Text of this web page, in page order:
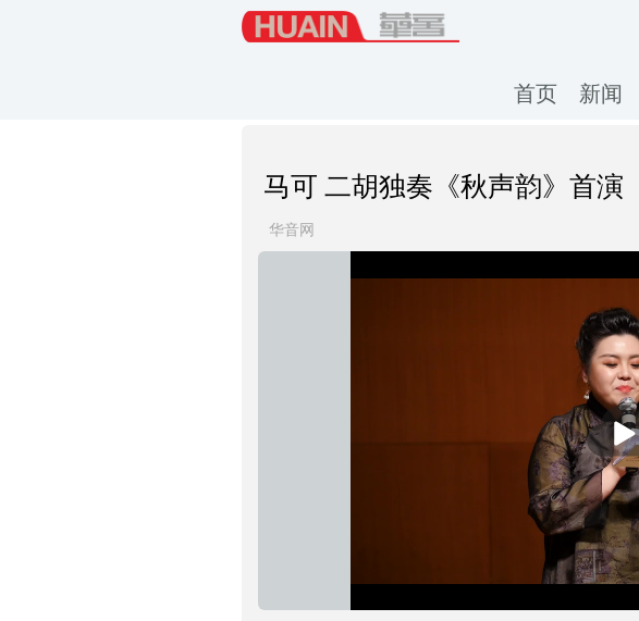
首页 新闻
马可 二胡独奏《秋声韵》首演
华音网
播
放